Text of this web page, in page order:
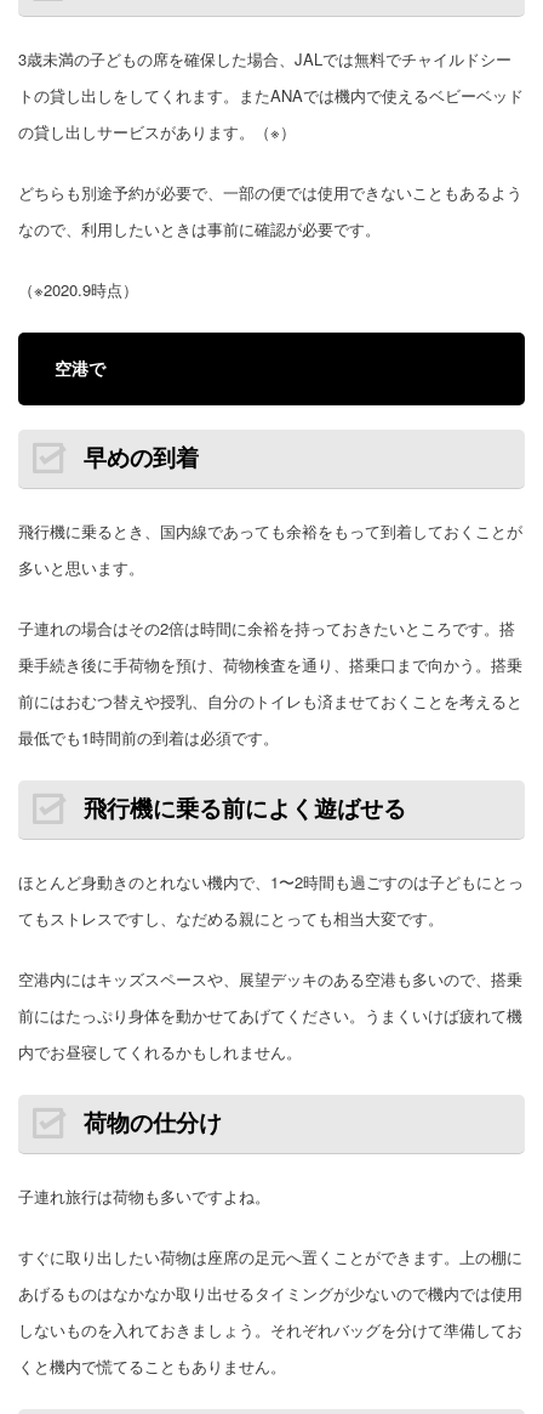
3歳未満の子どもの席を確保した場合、JALでは無料でチャイルドシー
トの貸し出しをしてくれます。またANAでは機内で使えるベビーベッド
の貸し出しサービスがあります。（※）
どちらも別途予約が必要で、一部の便では使用できないこともあるよう
なので、利用したいときは事前に確認が必要です。
（※2020.9時点）
空港で
早めの到着
飛行機に乗るとき、国内線であっても余裕をもって到着しておくことが
多いと思います。
子連れの場合はその2倍は時間に余裕を持っておきたいところです。搭
乗手続き後に手荷物を預け、荷物検査を通り、搭乗口まで向かう。搭乗
前にはおむつ替えや授乳、自分のトイレも済ませておくことを考えると
最低でも1時間前の到着は必須です。
飛行機に乗る前によく遊ばせる
ほとんど身動きのとれない機内で、1〜2時間も過ごすのは子どもにとっ
てもストレスですし、なだめる親にとっても相当大変です。
空港内にはキッズスペースや、展望デッキのある空港も多いので、搭乗
前にはたっぷり身体を動かせてあげてください。うまくいけば疲れて機
内でお昼寝してくれるかもしれません。
荷物の仕分け
子連れ旅行は荷物も多いですよね。
すぐに取り出したい荷物は座席の足元へ置くことができます。上の棚に
あげるものはなかなか取り出せるタイミングが少ないので機内では使用
しないものを入れておきましょう。それぞれバッグを分けて準備してお
くと機内で慌てることもありません。